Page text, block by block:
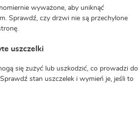
wyważone, aby uniknąć
Sprawdź, czy drzwi nie są przechylone
uszczelki
się zużyć lub uszkodzić, co prowadzi do
stan uszczelek i wymień je, jeśli to